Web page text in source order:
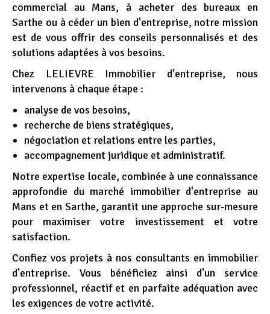
commercial au Mans, à acheter des bureaux en
Sarthe ou à céder un bien d'entreprise, notre mission
est de vous offrir des conseils personnalisés et des
solutions adaptées à vos besoins.
Chez LELIEVRE Immobilier d'entreprise, nous
intervenons à chaque étape :
analyse de vos besoins,
recherche de biens stratégiques,
négociation et relations entre les parties,
accompagnement juridique et administratif.
Notre expertise locale, combinée à une connaissance
approfondie du marché immobilier d'entreprise au
Mans et en Sarthe, garantit une approche sur-mesure
pour maximiser votre investissement et votre
satisfaction.
Confiez vos projets à nos consultants en immobilier
d'entreprise. Vous bénéficiez ainsi d'un service
professionnel, réactif et en parfaite adéquation avec
les exigences de votre activité.